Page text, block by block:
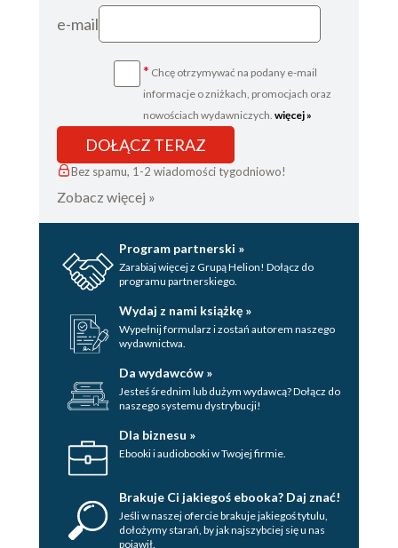
e-mail
* Chcę otrzymywać na podany e-mail
informacje o zniżkach, promocjach oraz
nowościach wydawniczych. więcej »
DOŁĄCZ TERAZ
Bez spamu, 1-2 wiadomości tygodniowo!
Zobacz więcej »
Program partnerski »
Zarabiaj więcej z Grupą Helion! Dołącz do
programu partnerskiego.
Wydaj z nami książkę »
Wypełnij formularz i zostań autorem naszego
wydawnictwa.
Da wydawców »
Jesteś średnim lub dużym wydawcą? Dołącz do
naszego systemu dystrybucji!
Dla biznesu »
Ebooki i audiobooki w Twojej firmie.
Brakuje Ci jakiegoś ebooka? Daj znać!
Jeśli w naszej ofercie brakuje jakiegoś tytulu,
dołożymy starań, by jak najszybciej się u nas
pojawił.